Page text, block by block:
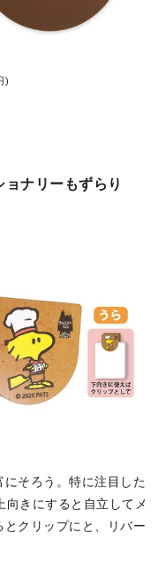
)
ナリーもずらり
そろう。特に注目した
向きにすると自立してメ
クリップにと、リバー